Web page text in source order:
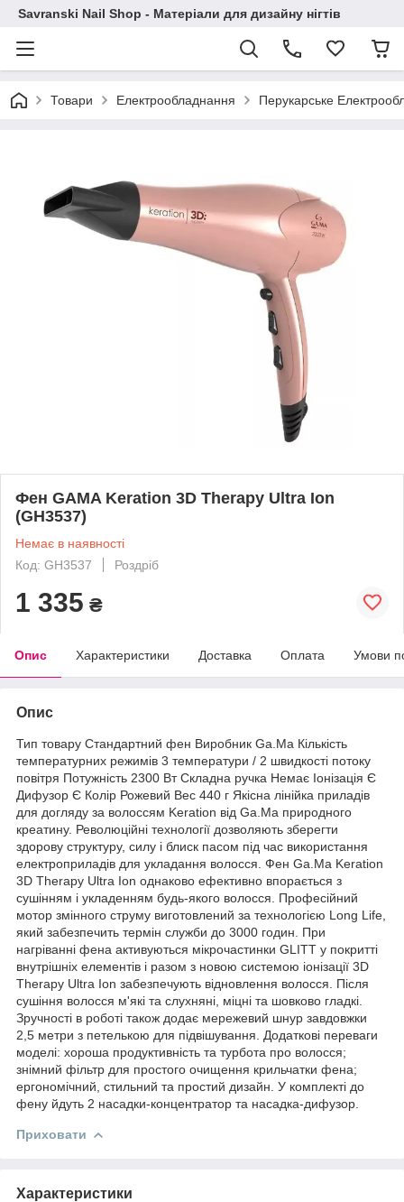
Savranski Nail Shop - Матеріали для дизайну нігтів
Товари Електрообладнання Перукарське
Фен GAMA Keration 3D Therapy Ultra Ion
(GH3537)
Немає в наявності
Код: GH3537
Роздріб
1 335 ₴
Опис Характеристики Доставка Оплата Умови
Опис
Тип товару Стандартний фен Виробник Ga.Ma Кількість
температурних режимів 3 температури / 2 швидкості потоку
повітря Потужність 2300 Вт Складна ручка Немає Іонізація Є
Дифузор Є Колір Рожевий Вес 440 г Якісна лінійка приладів
для догляду за волоссям Keration від Ga.Ma природного
креатину. Революційні технології дозволяють зберегти
здорову структуру, силу і блиск пасом під час використання
електроприладів для укладання волосся. Фен Ga.Ma Keration
3D Therapy Ultra Ion однаково ефективно впорається з
сушінням і укладенням будь-якого волосся. Професійний
мотор змінного струму виготовлений за технологією Long Life,
який забезпечить термін служби до 3000 годин. При
нагріванні фена активуються мікрочастинки GLITT у покритті
внутрішніх елементів і разом з новою системою іонізації 3D
Therapy Ultra Ion забезпечують відновлення волосся. Після
сушіння волосся м'які та слухняні, міцні та шовково гладкі.
Зручності в роботі також додає мережевий шнур завдовжки
2,5 метри з петелькою для підвішування. Додаткові переваги
моделі: хороша продуктивність та турбота про волосся;
знімний фільтр для простого очищення крильчатки фена;
ергономічний, стильний та простий дизайн. У комплекті до
фену йдуть 2 насадки-концентратор та насадка-дифузор.
Приховати
Характеристики